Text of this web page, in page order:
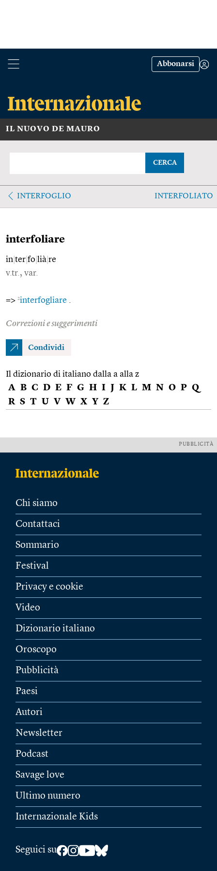
Abbonarsi
IL NUOVO DE MAURO
CERCA
INTERFOGLIO INTERFOLIATO
interfoliare
in ter fo lià re
v.tr., var.
=> 2interfogliare
Correzioni e suggerimenti
Condividi
Il dizionario di italiano dalla a alla z
A B C D E F G H I J K L M N O P Q
R S T U V W X Y Z
PUBBLICITÀ
Chi siamo
Contattaci
Sommario
Festival
Privacy e cookie
Video
Dizionario italiano
Oroscopo
Pubblicità
Paesi
Autori
Newsletter
Podcast
Savage love
Ultimo numero
Internazionale Kids
Seguici su